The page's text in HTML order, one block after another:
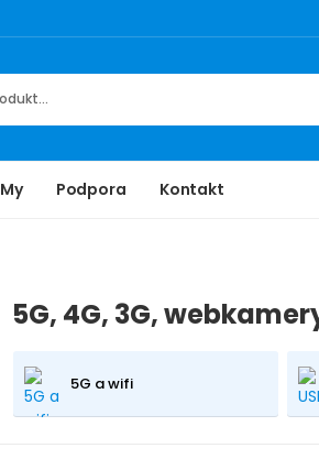
My Podpora Kontakt
5G, 4G, 3G,
5G a wifi